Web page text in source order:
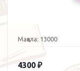
Мақала: 13000
4300 ₽